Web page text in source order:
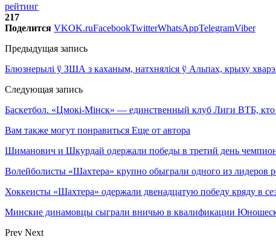
рейтинг
217
Поделится VKOK.ruFacebookTwitterWhatsAppTelegramViber
Предыдущая запись
Блюзнерылі ў ЗША з каханым, натхняліся ў Альпах, крыху
Следующая запись
Баскетбол. «Цмокі-Мінск» — единственный клуб Лиги ВТБ,
Вам также могут понравиться Еще от автора
Шиманович и Шкурдай одержали победы в третий день
Волейболисты «Шахтера» крупно обыграли одного из лидеров
Хоккеисты «Шахтера» одержали двенадцатую победу кряду в
Минские динамовцы сыграли вничью в квалификации
Prev Next